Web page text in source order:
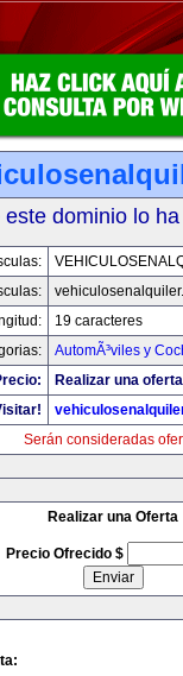
dominio lo
19 caracteres
AutomÃ³viles y
Realizar una
Serán consideradas
Realizar una Oferta
Precio Ofrecido $